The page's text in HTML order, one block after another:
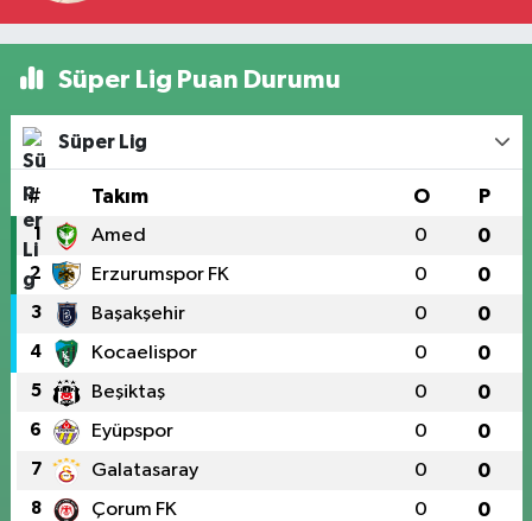
Süper Lig Puan Durumu
Süper Lig
# Takım O P
1 Amed 0 0
2 Erzurumspor FK 0 0
3 Başakşehir 0 0
4 Kocaelispor 0 0
5 Beşiktaş 0 0
6 Eyüpspor 0 0
7 Galatasaray 0 0
8 Çorum FK 0 0